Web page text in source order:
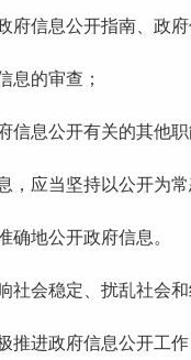
信息公开指南、政府
的审查；
息公开有关的其他职
应当坚持以公开为
地公开政府信息。
会稳定、扰乱社会和
推进政府信息公开工